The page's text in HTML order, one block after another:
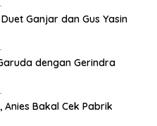
Ganjar dan Gus Yasin
dengan Gerindra
Bakal Cek Pabrik